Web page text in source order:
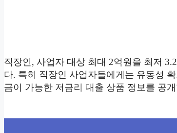
직장인, 사업자 대상 최대 2억원을 최저
다. 특히 직장인 사업자들에게는 유동성
금이 가능한 저금리 대출 상품 정보를 공